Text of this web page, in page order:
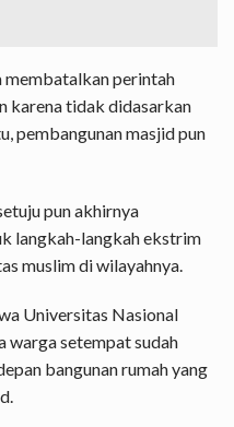
membatalkan perintah
karena tidak didasarkan
pembangunan masjid pun
pun akhirnya
langkah-langkah ekstrim
muslim di wilayahnya.
Universitas Nasional
warga setempat sudah
bangunan rumah yang